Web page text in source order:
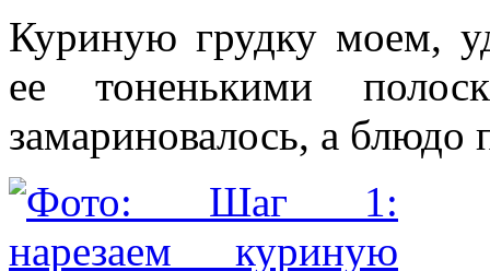
Куриную грудку моем,
ее тоненькими
замариновалось, а